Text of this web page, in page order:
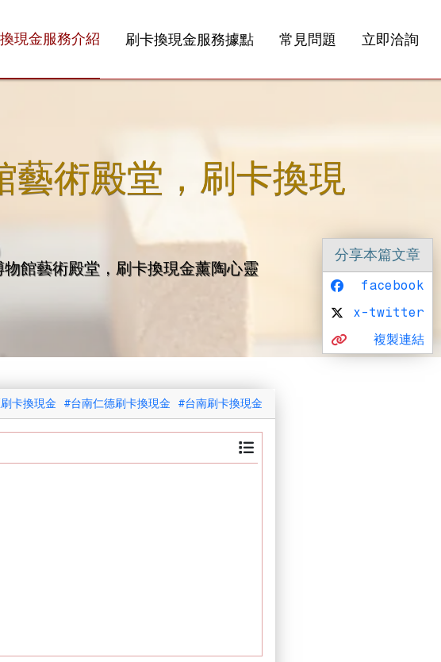
現金服務介紹 刷卡換現金服務據點 常見問題 立即洽詢
藝術殿堂，刷卡換現
館藝術殿堂，刷卡換現金薰陶心靈
卡換現金 #台南仁德刷卡換現金 #台南刷卡換現金
分享本篇文章
facebook
x-twitter
複製連結